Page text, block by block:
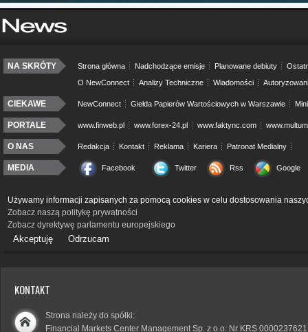
NA SKRÓTY Strona główna Nadchodzące emisje Planowane debiuty
O NewConnect
Analizy Techniczne Wiadomości
CIEKAWE NewConnect Giełda Papierów Wartościowych w Warszawie
PORTALE www.finweb.pl www.forex-24.pl www.faktync.com
O NAS Redakcja Kontakt Reklama Kariera Patronat Medialny
MEDIA Facebook Twitter Rss Google
Używamy informacji zapisanych za pomocą cookies w celu dostosowania
Zobacz naszą politykę prywatności
Zobacz dyrektywę parlamentu europejskiego
Akceptuję Odrzucam
KONTAKT
Strona należy do spółki:
Financial Markets Center Management Sp. z o.o. Nr KRS 0000237621